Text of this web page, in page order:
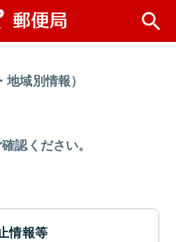
域別情報）
認ください。
情報等